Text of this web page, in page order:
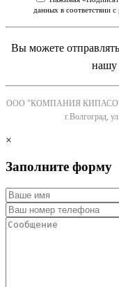
данных в соответствии с
Вы можете
нашу
ООО "КОМПАНИЯ
г.Волгоград,
×
Заполните форму